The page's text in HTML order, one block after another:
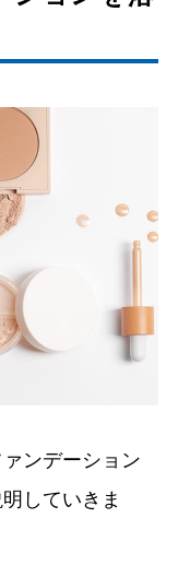
ンデーション
していきま